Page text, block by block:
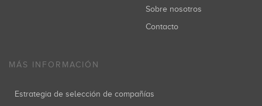
Sobre nosotros
Contacto
MÁS INFORMACIÓN
Estrategia de selección de compañías